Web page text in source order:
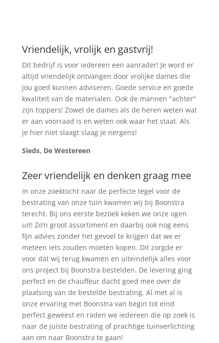
Vriendelijk, vrolijk en gastvrij!
Dit bedrijf is voor iedereen een aanrader! Je word er
altijd vriendelijk ontvangen door vrolijke dames die
jou goed kunnen adviseren. Goede service en goede
kwaliteit van de materialen. Ook de mannen "achter"
zijn toppers! Zowel de dames als de heren weten wat
er aan voorraad is en weten ook waar het staat. Als
je hier niet slaagt slaag je nergens!
Sieds, De Westereen
Zeer vriendelijk en denken graag mee
In onze zoektocht naar de perfecte tegel voor de
bestrating van onze tuin kwamen wij bij Boonstra
terecht. Bij ons eerste bezoek keken we onze ogen
uit! Zo’n groot assortiment en daarbij ook nog eens
fijn advies zonder het gevoel te krijgen dat we er
meteen iets zouden moeten kopen. Dit zorgde er
voor dat wij terug kwamen en uiteindelijk alles voor
ons project bij Boonstra bestelden. De levering ging
perfect en de chauffeur dacht goed mee over de
plaatsing van de bestelde bestrating. Al met al is
onze ervaring met Boonstra van begin tot eind
perfect geweest en raden we iedereen die op zoek is
naar de juiste bestrating of prachtige tuinverlichting
aan om naar Boonstra te gaan!